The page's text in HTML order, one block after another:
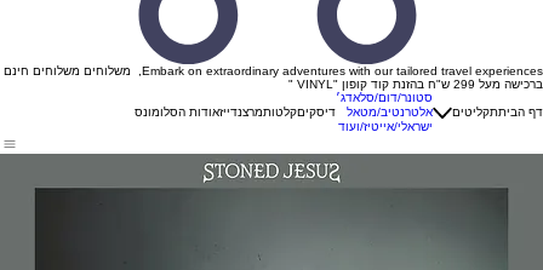
Embark on extraordinary adventures with our tailored travel experiences, משלוחים משלוחים חינם
ברכישה מעל 299 ש"ח בהזנת קוד קופון "VINYL "
דף הביתתקליטים
סטונר/דום/סלאדג׳
אלטרנטיב/מטאל
ישראלי/אייטיז/ועוד
דיסקיםקלטותמרצנדייזאודות הסלומונס